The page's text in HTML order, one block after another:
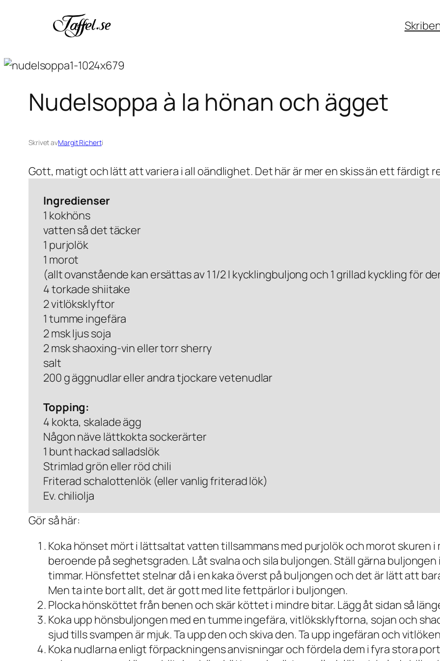
Nudelsoppa à la hönan och ägget
Skrivet avMargit Richerti
Gott, matigt och lätt att variera i all oändlighet. Det här är mer en skiss än ett färdigt
Ingredienser
1 kokhöns
vatten så det täcker
1 purjolök
1 morot
(allt ovanstående kan ersättas av 1 1/2 l kycklingbuljong och 1 grillad kyckling för
4 torkade shiitake
2 vitlöksklyftor
1 tumme ingefära
2 msk ljus soja
2 msk shaoxing-vin eller torr sherry
salt
200 g äggnudlar eller andra tjockare vetenudlar
Topping:
4 kokta, skalade ägg
Någon näve lättkokta sockerärter
1 bunt hackad salladslök
Strimlad grön eller röd chili
Friterad schalottenlök (eller vanlig friterad lök)
Ev. chiliolja
Gör så här:
Koka hönset mört i lättsaltat vatten tillsammans med purjolök och morot skuren i
beroende på seghetsgraden. Låt svalna och sila buljongen. Ställ gärna
timmar. Hönsfettet stelnar då i en kaka överst på buljongen och det är lätt att
Men ta inte bort allt, det är gott med lite fettpärlor i buljongen.
Plocka hönsköttet från benen och skär köttet i mindre bitar. Lägg åt sidan så
Koka upp hönsbuljongen med en tumme ingefära, vitlöksklyftorna, sojan och
sjud tills svampen är mjuk. Ta upp den och skiva den. Ta upp ingefäran och
Koka nudlarna enligt förpackningens anvisningar och fördela dem i fyra stora